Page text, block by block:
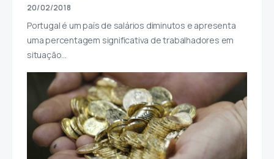
20/02/2018
Portugal é um país de salários diminutos e apresenta
uma percentagem significativa de trabalhadores em
situação…